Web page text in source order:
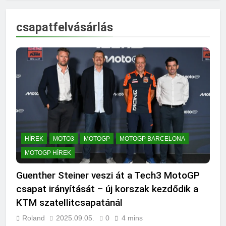
csapatfelvásárlás
HÍREK MOTO3 MOTOGP
MOTOGP BARCELONA
MOTOGP HÍREK
Guenther Steiner veszi át a Tech3 MotoGP
csapat irányítását – új korszak kezdődik a
KTM szatellitcsapatánál
Roland 2025.09.05. 0 4 mins